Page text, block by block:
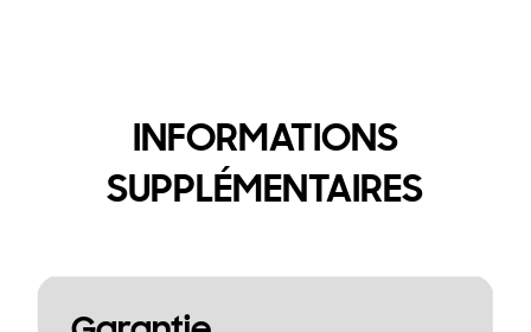
INFORMATIONS
SUPPLÉMENTAIRES